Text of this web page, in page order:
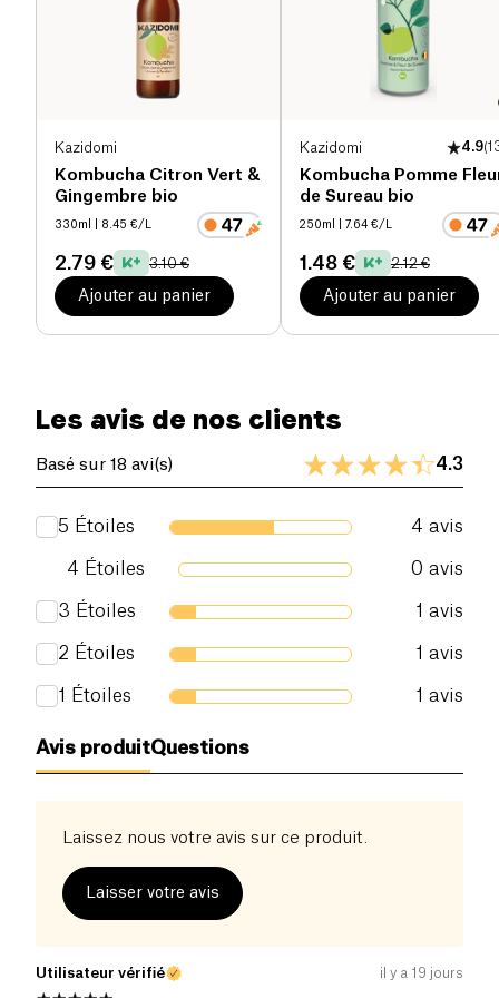
Kazidomi
Kombucha Citron Vert &
Gingembre bio
330ml | 8.45 €/L
2.79 € 3.10 €
Ajouter au panier
Kazidomi 4.9(
Kombucha Pomme
de Sureau bio
250ml | 7.64 €/L
1.48 € 2.12 €
Ajouter au panier
l'apparence. Pour les infusions de fruits la marque
utilise des fruits tordus, écrasés, incurvés, noueux
et déformés auxquels les autres disent non. En
acceptant les inadaptés, DASH contribue ainsi à
0.001 g
Les avis de nos clients
Basé sur 18 avi(s) 4.3
5 Étoiles 4 avis
4 Étoiles 0 avis
3 Étoiles 1 avis
2 Étoiles 1 avis
1 Étoiles 1 avis
Avis produitQuestions
Laissez nous votre avis sur ce produit.
Laisser votre avis
Utilisateur vérifié il y a 19 jours